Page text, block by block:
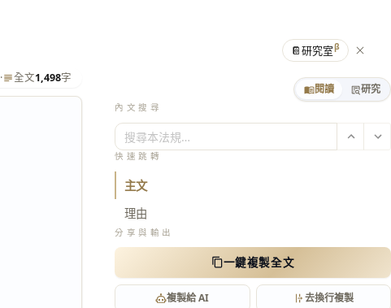
· 全文1,498字
閱讀 研究
內文搜尋
搜尋本法規…
快速跳轉
主文
理由
分享與輸出
一鍵複製全文
複製給 AI 去換行複製
📔研究室β